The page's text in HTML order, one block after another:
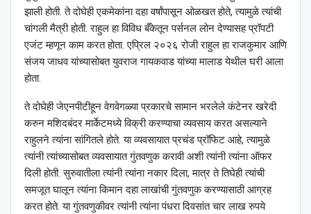
झाली होती. ते दोघेही एकमेकांना दहा वर्षांपासून ओळखत होते, त्यामुळे त्यांची
चांगली मैत्री होती. राहुल हा विविध बँकेतून पर्सनल लोन देण्यासह प्रॉपटी
एजंट म्हणून काम करत होता. एप्रिल २०२६ रोजी राहुल हा राजकुमार आणि
संजय जाधव यांच्यासोबत युवराज गायकवाड यांच्या मालाड येथील घरी आला
होता.
ते दोघेही जेएनपीटीहून वेगवेगळ्या प्रकारचे सामान भरलेले कंटेनर खरेदी
करुन मशिदबंदर मार्केटमध्ये विक्री करण्याचा व्यवसाय करत असल्याने
राहुलने त्यांना सांगितले होते. या व्यवसायात प्रचंड प्रॉफिट आहे, त्यामुळे
त्यांनी त्यांच्यासोबत व्यवसायात गुंतवणुक करावी अशी त्यांनी त्यांना ऑफर
दिली होती. सुरुवातीला त्यांनी त्यांना नकार दिला, मात्र ते तिघेही त्यांची
समजूत घालून त्यांना किमान दहा लाखांची गुंतवणुक करण्यासाठी आग्रह
करत होते. या गुंतवणुकीवर त्यांनी त्यांना पंधरा दिवसांत चार लाख रुपये